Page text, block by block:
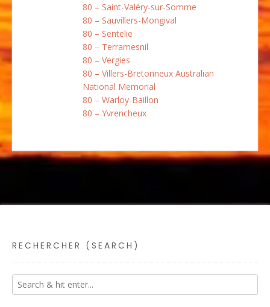
80 – Saint-Valéry-sur-Somme
80 – Sauvillers-Mongival
80 – Sentelie
80 – Terramesnil
80 – Vergies
80 – Villers-Bretonneux Australian
National Memorial
80 – Warloy-Baillon
80 – Yvrencheux
RECHERCHER (SEARCH)